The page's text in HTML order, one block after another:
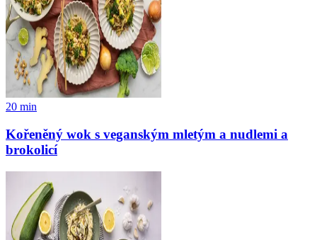
20 min
Kořeněný wok s veganským mletým a nudlemi a
brokolicí